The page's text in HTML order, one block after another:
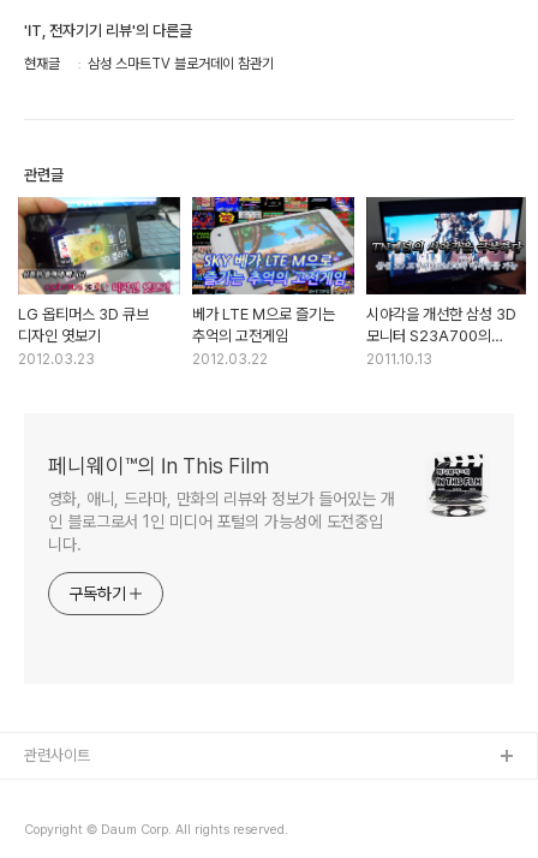
'IT, 전자기기 리뷰'의 다른글
현재글 삼성 스마트TV 블로거데이 참관기
관련글
LG 옵티머스 3D 큐브
디자인 엿보기
2012.03.23
베가 LTE M으로 즐기는
추억의 고전게임
2012.03.22
시야각을 개선한 삼성 3D
모니터 S23A700의
'매직앵글'
2011.10.13
페니웨이™의 In This Film
영화, 애니, 드라마, 만화의 리뷰와 정보가 들어있는 개
인 블로그로서 1인 미디어 포털의 가능성에 도전중입
니다.
구독하기
Copyright © Daum Corp. All rights reserved.
관련사이트